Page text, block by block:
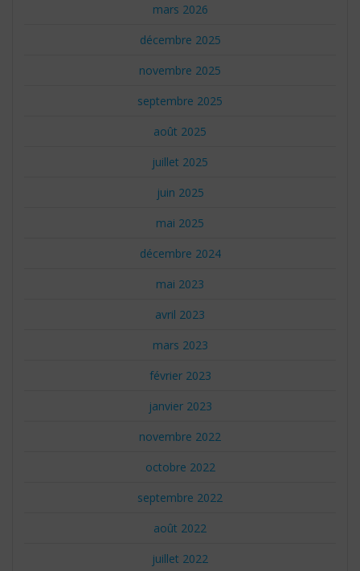
mars 2026
décembre 2025
novembre 2025
septembre 2025
août 2025
juillet 2025
juin 2025
mai 2025
décembre 2024
mai 2023
avril 2023
mars 2023
février 2023
janvier 2023
novembre 2022
octobre 2022
septembre 2022
août 2022
juillet 2022